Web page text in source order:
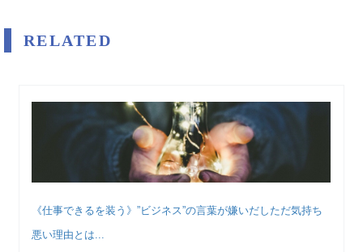
RELATED
《仕事できるを装う》”ビジネス”の言葉が嫌いだしただ気持ち
悪い理由とは...